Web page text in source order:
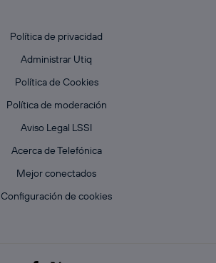
Política de privacidad
Administrar Utiq
Política de Cookies
Política de moderación
Aviso Legal LSSI
Acerca de Telefónica
Mejor conectados
Configuración de cookies